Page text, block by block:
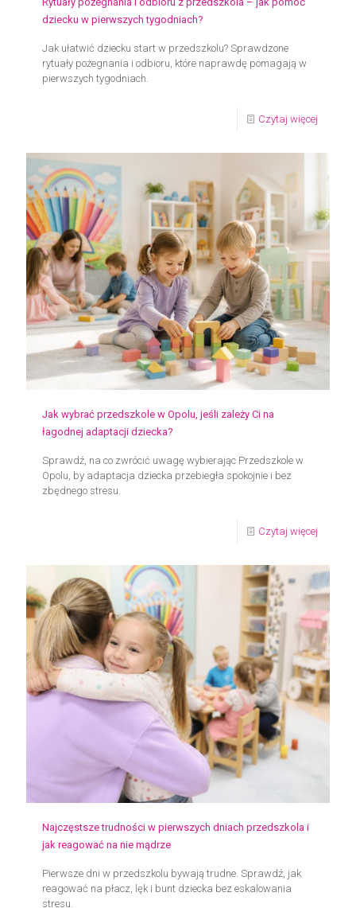
dziecku w pierwszych tygodniach?
Jak ułatwić dziecku start w przedszkolu? Sprawdzone
rytuały pożegnania i odbioru, które naprawdę pomagają w
pierwszych tygodniach.
Czytaj więcej
odbioru
–
pomóc
Jak wybrać przedszkole w Opolu, jeśli zależy Ci na
łagodnej adaptacji dziecka?
Sprawdź, na co zwrócić uwagę wybierając Przedszkole w
Opolu, by adaptacja dziecka przebiegła spokojnie i bez
zbędnego stresu.
Czytaj więcej
w
Opolu,
jeśli
zależy
Ci
Najczęstsze trudności w pierwszych dniach przedszkola i
jak reagować na nie mądrze
Pierwsze dni w przedszkolu bywają trudne. Sprawdź, jak
reagować na płacz, lęk i bunt dziecka bez eskalowania
stresu.